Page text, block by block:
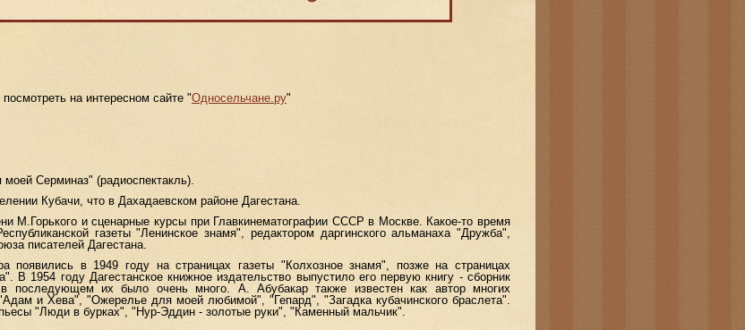
на интересном сайте "Односельчане.ру"
Серминаз" (радиоспектакль).
Кубачи, что в Дахадаевском районе Дагестана.
М.Горького и сценарные курсы при Главкинематографии СССР в Москве. Какое-то время
газеты "Ленинское знамя", редактором даргинского альманаха "Дружба",
писателей Дагестана.
в 1949 году на страницах газеты "Колхозное знамя", позже на страницах
В 1954 году Дагестанское книжное издательство выпустило его первую книгу - сборник
последующем их было очень много. А. Абубакар также известен как автор многих
и Хева", "Ожерелье для моей любимой", "Гепард", "Загадка кубачинского браслета".
"Люди в бурках", "Нур-Эддин - золотые руки", "Каменный мальчик".